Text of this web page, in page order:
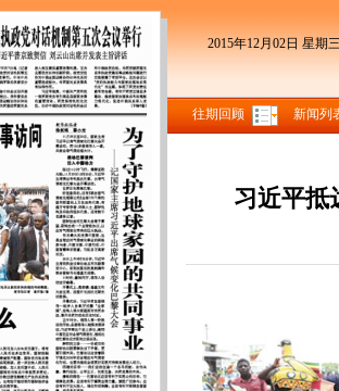
2015年12月02日 星期三
往期回顾 新闻列
习近平抵